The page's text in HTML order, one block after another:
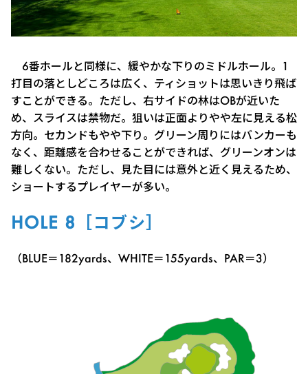
6番ホールと同様に、緩やかな下りのミドルホール。1
打目の落としどころは広く、ティショットは思いきり飛ば
すことができる。ただし、右サイドの林はOBが近いた
め、スライスは禁物だ。狙いは正面よりやや左に見える松
方向。セカンドもやや下り。グリーン周りにはバンカーも
なく、距離感を合わせることができれば、グリーンオンは
難しくない。ただし、見た目には意外と近く見えるため、
ショートするプレイヤーが多い。
HOLE 8［コブシ］
（BLUE＝182yards、WHITE＝155yards、PAR＝3）